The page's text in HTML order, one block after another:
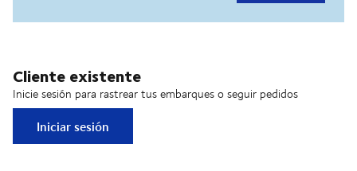
Cliente existente
Inicie sesión para rastrear tus embarques o seguir pedidos
Iniciar sesión